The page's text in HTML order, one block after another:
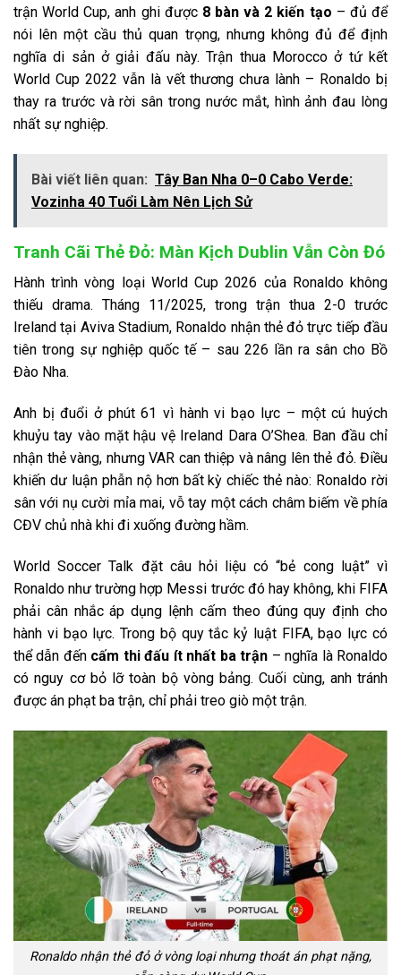
trận World Cup, anh ghi được 8 bàn và 2 kiến tạo – đủ để
nói lên một cầu thủ quan trọng, nhưng không đủ để định
nghĩa di sản ở giải đấu này. Trận thua Morocco ở tứ kết
World Cup 2022 vẫn là vết thương chưa lành – Ronaldo bị
thay ra trước và rời sân trong nước mắt, hình ảnh đau lòng
nhất sự nghiệp.
Bài viết liên quan: Tây Ban Nha 0–0 Cabo Verde:
Vozinha 40 Tuổi Làm Nên Lịch Sử
Tranh Cãi Thẻ Đỏ: Màn Kịch Dublin Vẫn Còn Đó
Hành trình vòng loại World Cup 2026 của Ronaldo không
thiếu drama. Tháng 11/2025, trong trận thua 2-0 trước
Ireland tại Aviva Stadium, Ronaldo nhận thẻ đỏ trực tiếp đầu
tiên trong sự nghiệp quốc tế – sau 226 lần ra sân cho Bồ
Đào Nha.
Anh bị đuổi ở phút 61 vì hành vi bạo lực – một cú huých
khuỷu tay vào mặt hậu vệ Ireland Dara O’Shea. Ban đầu chỉ
nhận thẻ vàng, nhưng VAR can thiệp và nâng lên thẻ đỏ. Điều
khiến dư luận phẫn nộ hơn bất kỳ chiếc thẻ nào: Ronaldo rời
sân với nụ cười mỉa mai, vỗ tay một cách châm biếm về phía
CĐV chủ nhà khi đi xuống đường hầm.
World Soccer Talk đặt câu hỏi liệu có “bẻ cong luật” vì
Ronaldo như trường hợp Messi trước đó hay không, khi FIFA
phải cân nhắc áp dụng lệnh cấm theo đúng quy định cho
hành vi bạo lực. Trong bộ quy tắc kỷ luật FIFA, bạo lực có
thể dẫn đến cấm thi đấu ít nhất ba trận – nghĩa là Ronaldo
có nguy cơ bỏ lỡ toàn bộ vòng bảng. Cuối cùng, anh tránh
được án phạt ba trận, chỉ phải treo giò một trận.
Ronaldo nhận thẻ đỏ ở vòng loại nhưng thoát án phạt nặng,